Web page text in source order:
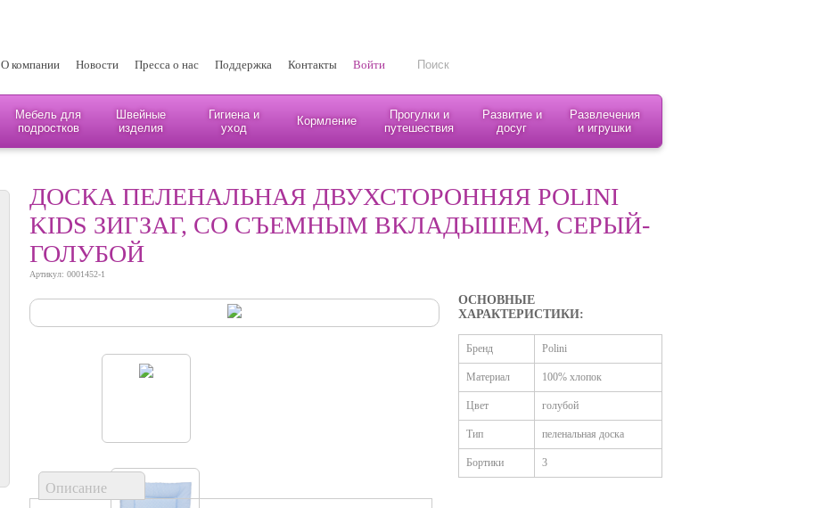
О компании Новости Пресса о нас Поддержка Контакты Войти
Мебель для
подростков
Швейные
изделия
Гигиена и
уход
Кормление
Прогулки и
путешествия
Развитие и
досуг
Развлечения
и игрушки
ДОСКА ПЕЛЕНАЛЬНАЯ ДВУХСТОРОННЯЯ POLINI
KIDS ЗИГЗАГ, СО СЪЕМНЫМ ВКЛАДЫШЕМ, СЕРЫЙ-
ГОЛУБОЙ
Артикул: 0001452-1
Описание
ОСНОВНЫЕ
ХАРАКТЕРИСТИКИ:
Бренд Polini
Материал 100% хлопок
Цвет голубой
Тип пеленальная доска
Бортики 3